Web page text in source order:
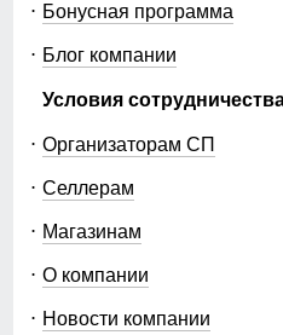
Бонусная программа
Блог компании
Условия
Организаторам СП
Селлерам
Магазинам
О компании
Новости компании